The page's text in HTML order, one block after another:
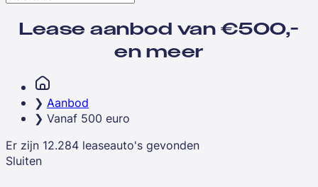
Lease aanbod van €500,-
en meer
Aanbod
Vanaf 500 euro
Er zijn 12.284 leaseauto's gevonden
Sluiten